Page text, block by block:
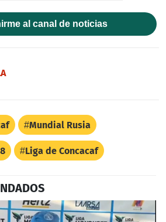
al canal de noticias
Mundial Rusia
Liga de Concacaf